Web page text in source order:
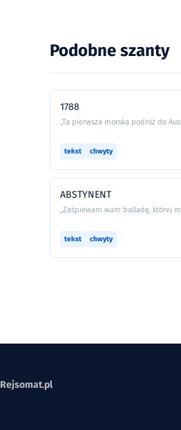
Podobne szanty
1788
„Ta pierwsza morska podróż do
tekst chwyty
ABSTYNENT
„Zaśpiewam wam balladę, której
tekst chwyty
Rejsomat.pl